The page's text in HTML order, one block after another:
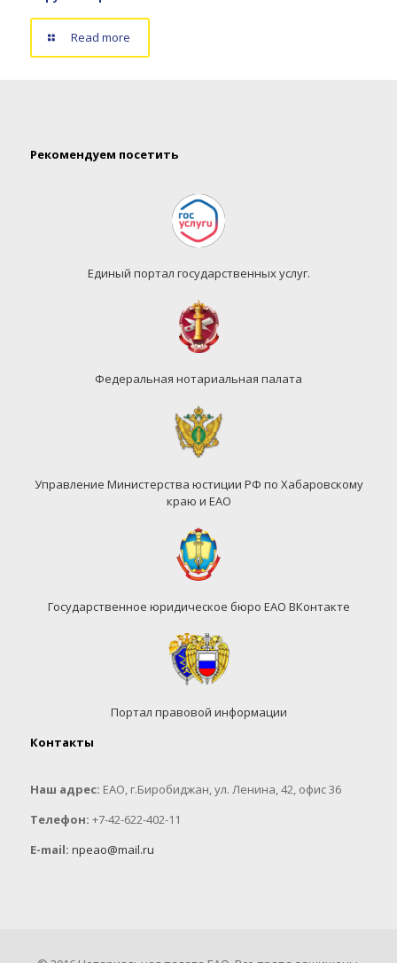
Read more
Рекомендуем посетить
Единый портал государственных услуг.
Федеральная нотариальная палата
Управление Министерства юстиции РФ по Хабаровскому
краю и ЕАО
Государственное юридическое бюро ЕАО ВКонтакте
Портал правовой информации
Контакты
Наш адрес: ЕАО, г.Биробиджан, ул. Ленина, 42, офис 36
Телефон: +7-42-622-402-11
E-mail: npeao@mail.ru